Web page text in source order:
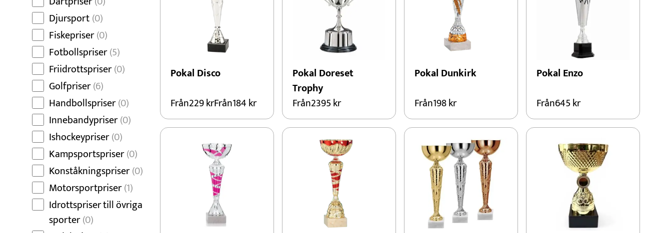
Djursport(0)
Fiskepriser(0)
Fotbollspriser(5)
Friidrottspriser(0)
Golfpriser(6)
Handbollspriser(0)
Innebandypriser(0)
Ishockeypriser(0)
Kampsportspriser(0)
Konståkningspriser(0)
Motorsportpriser(1)
Idrottspriser till övriga
sporter(0)
Pokal Disco
Från229krFrån184kr
Pokal Doreset
Trophy
Från2395kr
Pokal Dunkirk
Från198kr
Pokal Enzo
Från645kr